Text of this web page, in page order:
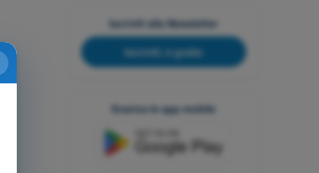
Iscriviti alla Newsletter
Iscriviti, è gratis
Scarica le app mobile